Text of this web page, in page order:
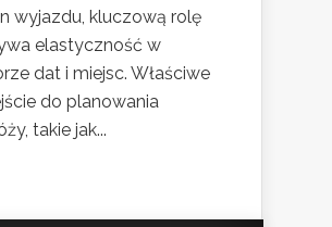
wyjazdu, kluczową rolę
elastyczność w
dat i miejsc. Właściwe
do planowania
takie jak...